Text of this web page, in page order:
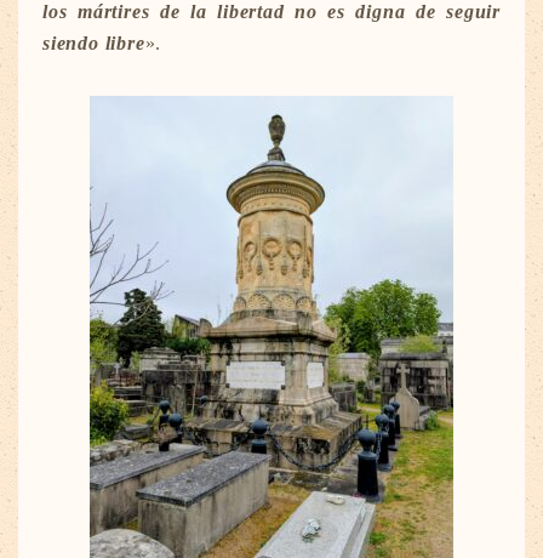
los mártires de la libertad no es digna de seguir
siendo libre».